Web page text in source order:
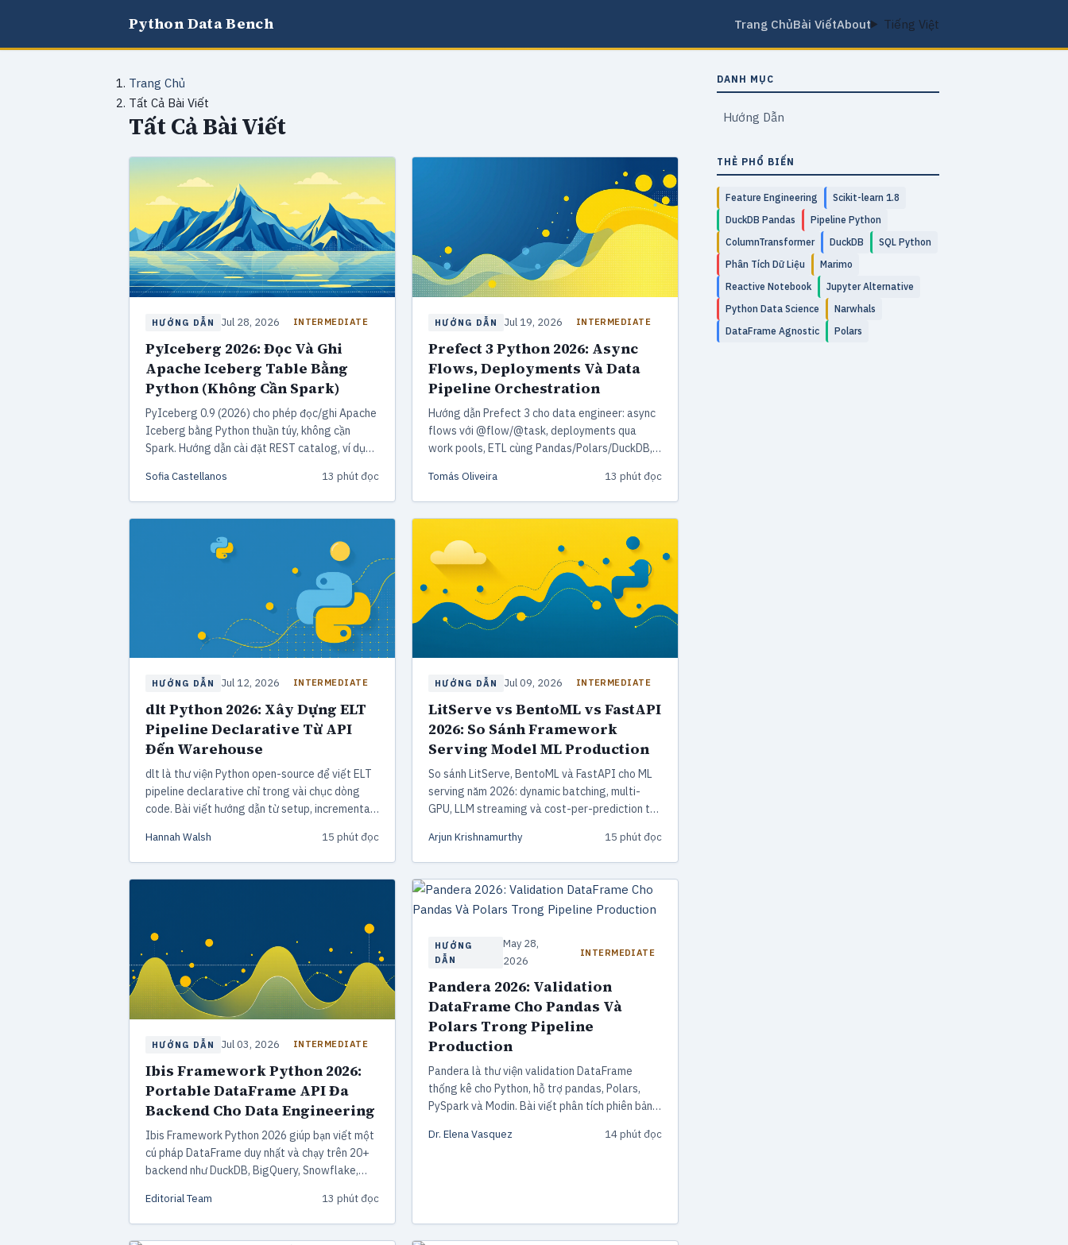
Python Data Bench Trang ChủBài ViếtAbout Tiếng Việt
Trang Chủ
Tất Cả Bài Viết
Tất Cả Bài Viết
HƯỚNG DẪN Jul 28, 2026 INTERMEDIATE
PyIceberg 2026: Đọc Và Ghi
Apache Iceberg Table Bằng
Python (Không Cần Spark)
PyIceberg 0.9 (2026) cho phép đọc/ghi Apache
Iceberg bằng Python thuần túy, không cần
Spark. Hướng dẫn cài đặt REST catalog, ví dụ
so với Delta-rs từ pipeline production 120 tỷ
event/ngày.
Sofia Castellanos 13 phút đọc
HƯỚNG DẪN Jul 19, 2026 INTERMEDIATE
Prefect 3 Python 2026: Async
Flows, Deployments Và Data
Pipeline Orchestration
Hướng dẫn Prefect 3 cho data engineer: async
flows với @flow/@task, deployments qua
work pools, ETL cùng Pandas/Polars/DuckDB,
2026.
Tomás Oliveira 13 phút đọc
HƯỚNG DẪN Jul 12, 2026 INTERMEDIATE
dlt Python 2026: Xây Dựng ELT
Pipeline Declarative Từ API
Đến Warehouse
dlt là thư viện Python open-source để viết ELT
pipeline declarative chỉ trong vài chục dòng
code. Bài viết hướng dẫn từ setup, incremental
deploy production trên Airflow và Dagster, với
ví dụ thực tế.
Hannah Walsh 15 phút đọc
HƯỚNG DẪN Jul 09, 2026 INTERMEDIATE
LitServe vs BentoML vs FastAPI
2026: So Sánh Framework
Serving Model ML Production
So sánh LitServe, BentoML và FastAPI cho ML
serving năm 2026: dynamic batching, multi-
GPU, LLM streaming và cost-per-prediction từ
Arjun Krishnamurthy 15 phút đọc
HƯỚNG DẪN Jul 03, 2026 INTERMEDIATE
Ibis Framework Python 2026:
Portable DataFrame API Đa
Backend Cho Data Engineering
Ibis Framework Python 2026 giúp bạn viết một
cú pháp DataFrame duy nhất và chạy trên 20+
backend như DuckDB, BigQuery, Snowflake,
sánh với Pandas/Polars, pipeline ETL thực tế và
cách xử lý lỗi thường gặp.
Editorial Team 13 phút đọc
HƯỚNG
DẪN
May 28,
2026
INTERMEDIATE
Pandera 2026: Validation
DataFrame Cho Pandas Và
Polars Trong Pipeline
Production
Pandera là thư viện validation DataFrame
thống kê cho Python, hỗ trợ pandas, Polars,
PySpark và Modin. Bài viết phân tích phiên bản
decorator @check_types, tích hợp Polars
Dr. Elena Vasquez 14 phút đọc
DANH MỤC
Hướng Dẫn
THẺ PHỔ BIẾN
Feature Engineering
Scikit-learn 1.8
DuckDB Pandas
Pipeline Python
ColumnTransformer
DuckDB
SQL Python
Phân Tích Dữ Liệu
Marimo
Reactive Notebook
Jupyter Alternative
Python Data Science
Narwhals
DataFrame Agnostic
Polars